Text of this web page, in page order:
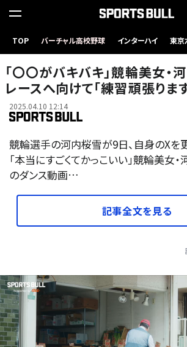
TOP バーチャル高校野球 インターハイ 東京
「〇〇がバキバキ」競輪美女・
レースへ向けて「練習頑張りま
2025.04.10 12:14
競輪選手の河内桜雪が9日、自身のXを更
「本当にすごくてかっこいい」競輪美女
のダンス動画…
記事全文を見る